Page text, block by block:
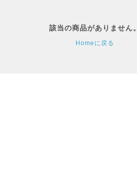
該当の商品がありません。
Homeに戻る